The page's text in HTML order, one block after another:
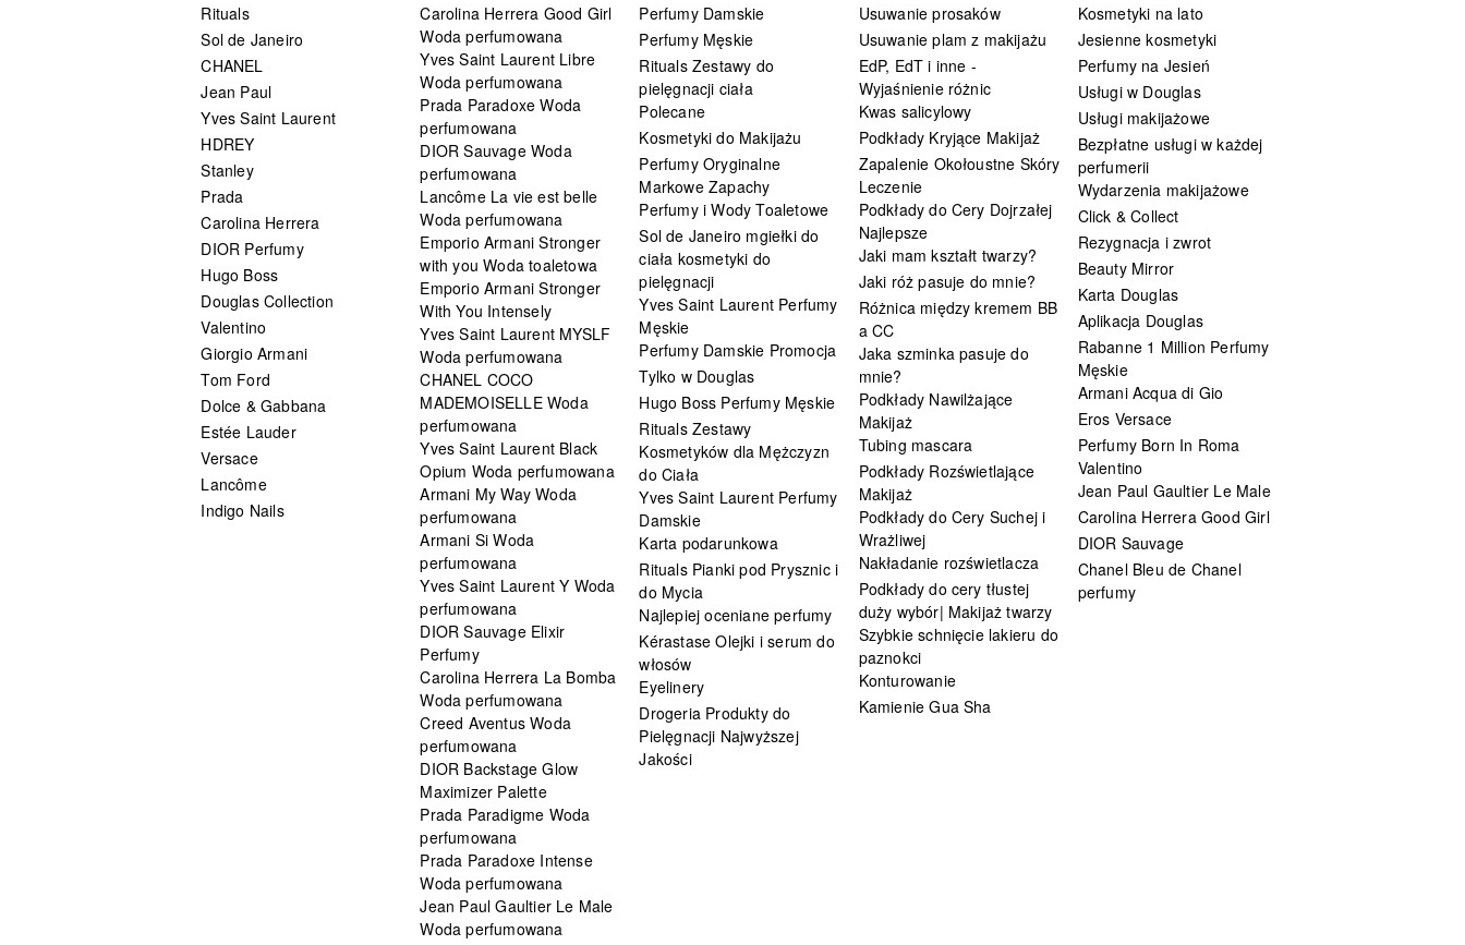
Rituals
Sol de Janeiro
CHANEL
Jean Paul
Yves Saint Laurent
HDREY
Stanley
Prada
Carolina Herrera
DIOR Perfumy
Hugo Boss
Douglas Collection
Valentino
Giorgio Armani
Tom Ford
Dolce & Gabbana
Estée Lauder
Versace
Lancôme
Indigo Nails
Carolina Herrera Good Girl
Woda perfumowana
Yves Saint Laurent Libre
Woda perfumowana
Prada Paradoxe Woda
perfumowana
DIOR Sauvage Woda
perfumowana
Lancôme La vie est belle
Woda perfumowana
Emporio Armani Stronger
with you Woda toaletowa
Emporio Armani Stronger
With You Intensely
Yves Saint Laurent MYSLF
Woda perfumowana
CHANEL COCO
MADEMOISELLE Woda
perfumowana
Yves Saint Laurent Black
Opium Woda perfumowana
Armani My Way Woda
perfumowana
Armani Si Woda
perfumowana
Yves Saint Laurent Y Woda
perfumowana
DIOR Sauvage Elixir
Perfumy
Carolina Herrera La Bomba
Woda perfumowana
Creed Aventus Woda
perfumowana
DIOR Backstage Glow
Maximizer Palette
Prada Paradigme Woda
perfumowana
Prada Paradoxe Intense
Woda perfumowana
Jean Paul Gaultier Le Male
Woda perfumowana
Perfumy Damskie
Perfumy Męskie
Rituals Zestawy do
pielęgnacji ciała
Polecane
Kosmetyki do Makijażu
Perfumy Oryginalne
Markowe Zapachy
Perfumy i Wody Toaletowe
Sol de Janeiro mgiełki do
ciała kosmetyki do
pielęgnacji
Yves Saint Laurent Perfumy
Męskie
Perfumy Damskie Promocja
Tylko w Douglas
Hugo Boss Perfumy Męskie
Rituals Zestawy
Kosmetyków dla Mężczyzn
do Ciała
Yves Saint Laurent Perfumy
Damskie
Karta podarunkowa
Rituals Pianki pod Prysznic i
do Mycia
Najlepiej oceniane perfumy
Kérastase Olejki i serum do
włosów
Eyelinery
Drogeria Produkty do
Pielęgnacji Najwyższej
Jakości
Usuwanie prosaków
Usuwanie plam z makijażu
EdP, EdT i inne -
Wyjaśnienie różnic
Kwas salicylowy
Podkłady Kryjące Makijaż
Zapalenie Okołoustne Skóry
Leczenie
Podkłady do Cery Dojrzałej
Najlepsze
Jaki mam kształt twarzy?
Jaki róż pasuje do mnie?
Różnica między kremem BB
a CC
Jaka szminka pasuje do
mnie?
Podkłady Nawilżające
Makijaż
Tubing mascara
Podkłady Rozświetlające
Makijaż
Podkłady do Cery Suchej i
Wrażliwej
Nakładanie rozświetlacza
Podkłady do cery tłustej
duży wybór| Makijaż twarzy
Szybkie schnięcie lakieru do
paznokci
Konturowanie
Kamienie Gua Sha
Kosmetyki na lato
Jesienne kosmetyki
Perfumy na Jesień
Usługi w Douglas
Usługi makijażowe
Bezpłatne usługi w każdej
perfumerii
Wydarzenia makijażowe
Click & Collect
Rezygnacja i zwrot
Beauty Mirror
Karta Douglas
Aplikacja Douglas
Rabanne 1 Million Perfumy
Męskie
Armani Acqua di Gio
Eros Versace
Perfumy Born In Roma
Valentino
Jean Paul Gaultier Le Male
Carolina Herrera Good Girl
DIOR Sauvage
Chanel Bleu de Chanel
perfumy